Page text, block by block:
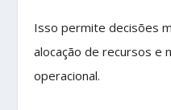
Isso permite decisões
alocação de recursos e
operacional.